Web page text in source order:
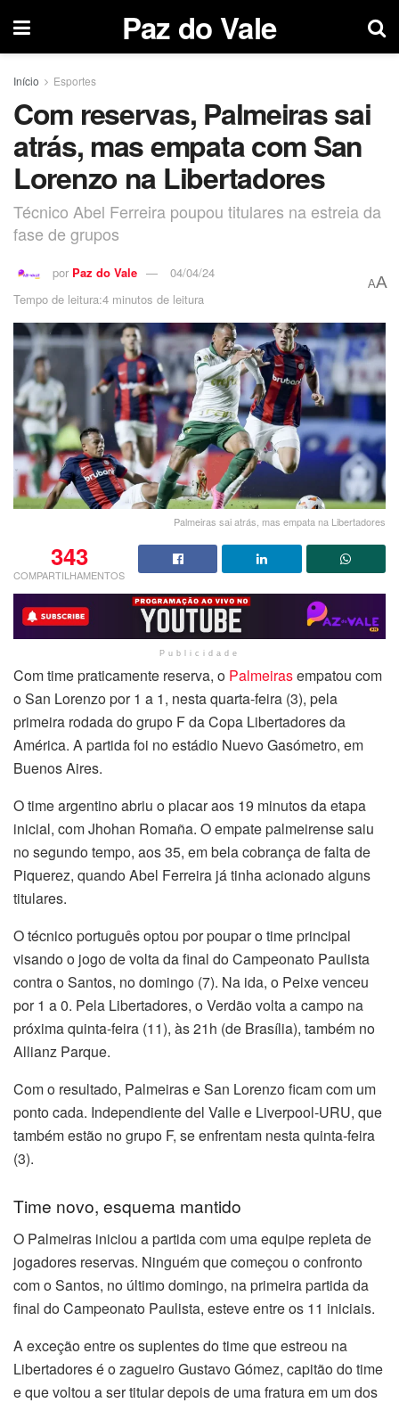
Paz do Vale
Início Esportes
Com reservas, Palmeiras sai
atrás, mas empata com San
Lorenzo na Libertadores
Técnico Abel Ferreira poupou titulares na estreia da
fase de grupos
por Paz do Vale
04/04/24
Tempo de leitura:4 minutos de leitura
AA
Palmeiras sai atrás, mas empata na Libertadores
343
COMPARTILHAMENTOS
Publicidade
Com time praticamente reserva, o Palmeirasempatou com
o San Lorenzo por 1 a 1, nesta quarta-feira (3), pela
primeira rodada do grupo F da Copa Libertadores da
América. A partida foi no estádio Nuevo Gasómetro, em
Buenos Aires.
O time argentino abriu o placar aos 19 minutos da etapa
inicial, com Jhohan Romaña. O empate palmeirense saiu
no segundo tempo, aos 35, em bela cobrança de falta de
Piquerez, quando Abel Ferreira já tinha acionado alguns
titulares.
O técnico português optou por poupar o time principal
visando o jogo de volta da final do Campeonato Paulista
contra o Santos, no domingo (7). Na ida, o Peixe venceu
por 1 a 0. Pela Libertadores, o Verdão volta a campo na
próxima quinta-feira (11), às 21h (de Brasília), também no
Allianz Parque.
Com o resultado, Palmeiras e San Lorenzo ficam com um
ponto cada. Independiente del Valle e Liverpool-URU, que
também estão no grupo F, se enfrentam nesta quinta-feira
(3).
Time novo, esquema mantido
O Palmeiras iniciou a partida com uma equipe repleta de
jogadores reservas. Ninguém que começou o confronto
com o Santos, no último domingo, na primeira partida da
final do Campeonato Paulista, esteve entre os 11 iniciais.
A exceção entre os suplentes do time que estreou na
Libertadores é o zagueiro Gustavo Gómez, capitão do time
e que voltou a ser titular depois de uma fratura em um dos